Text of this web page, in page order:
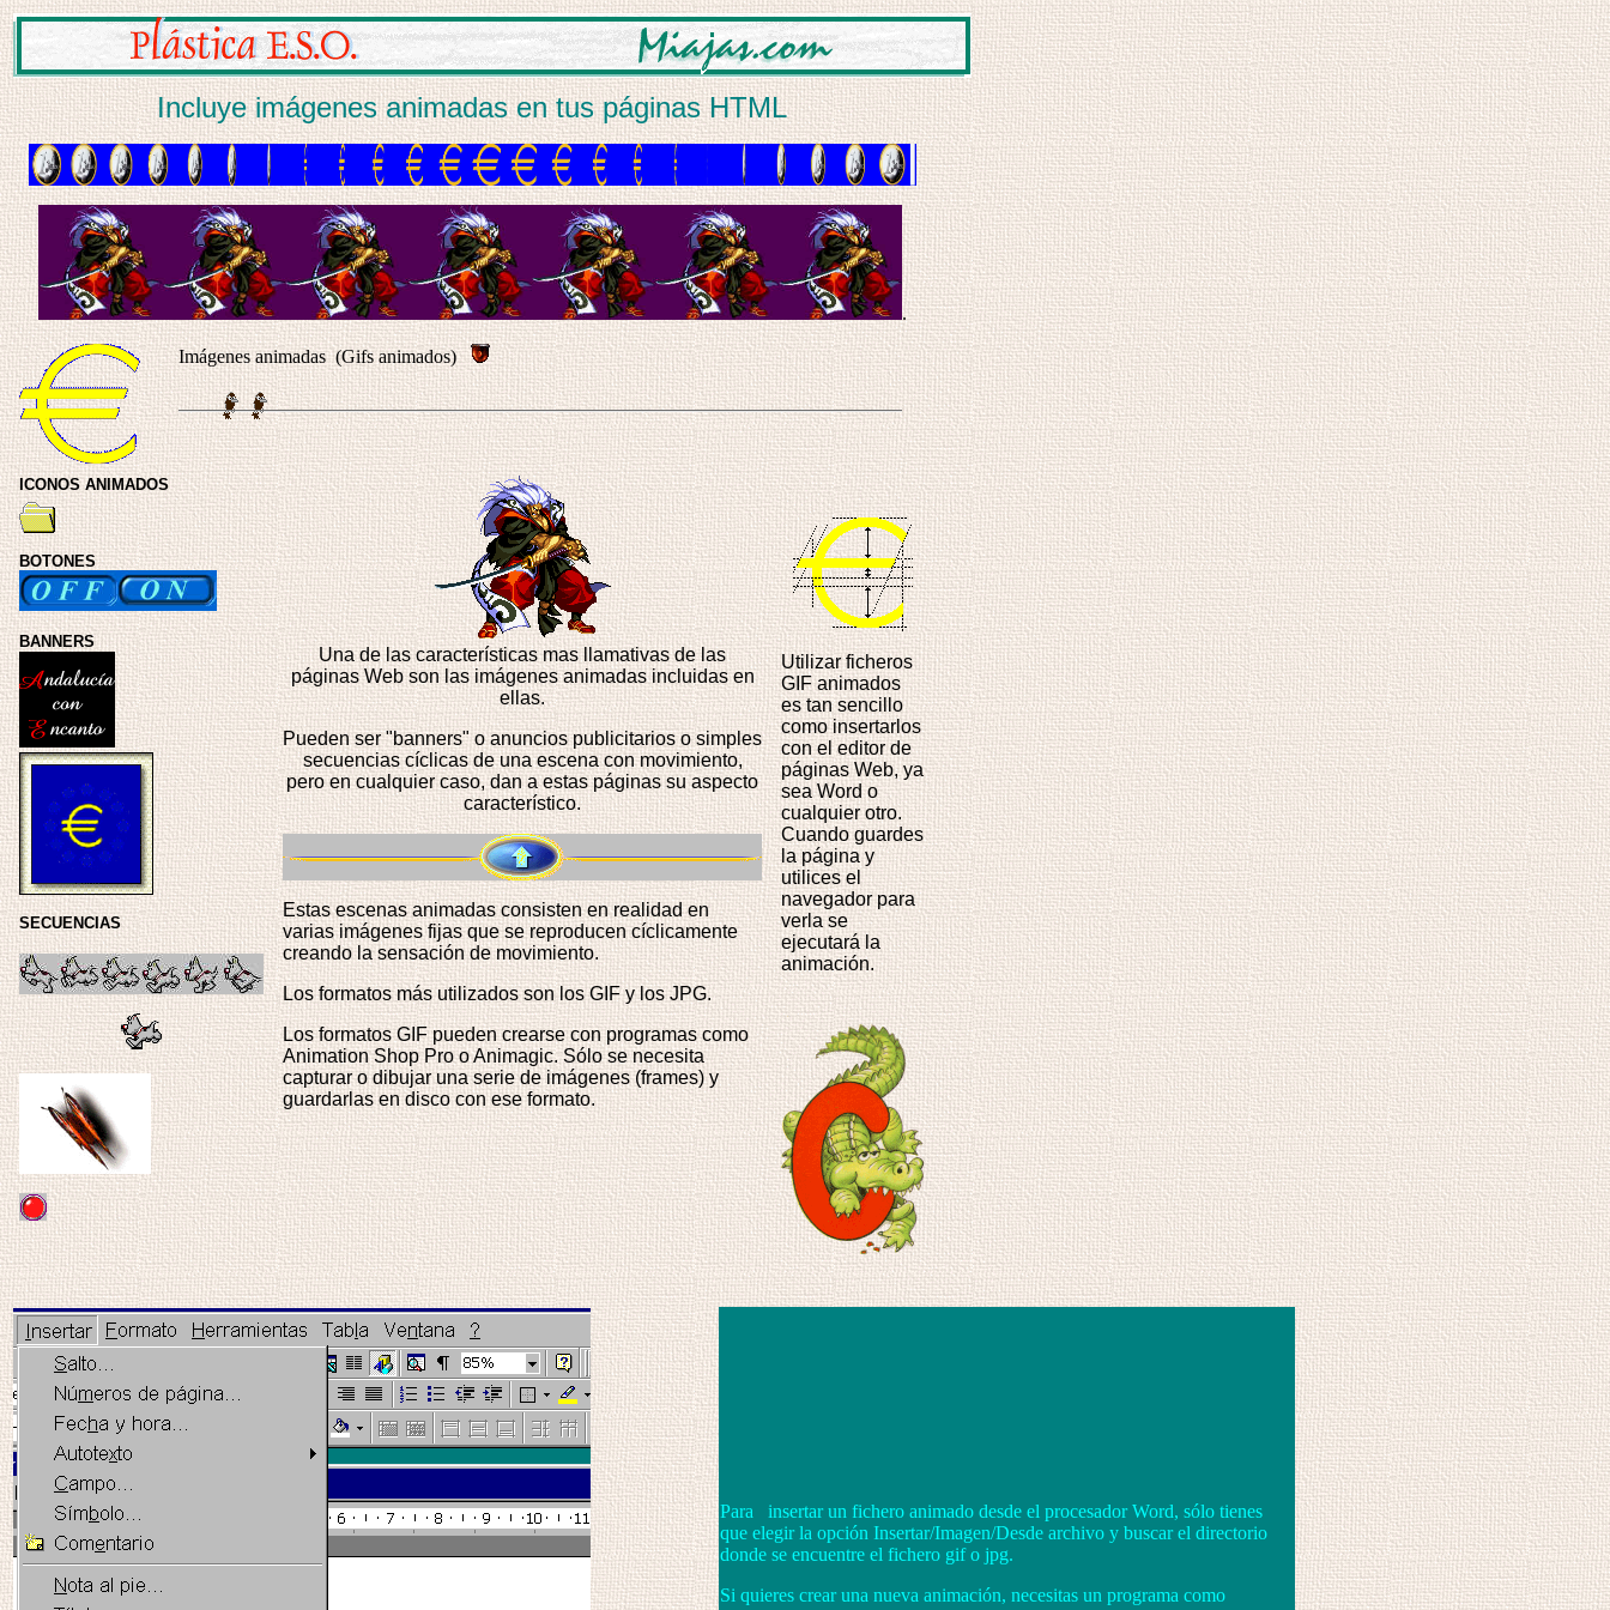
Incluye imágenes animadas en tus páginas HTML
.
Imágenes animadas (Gifs animados)
ICONOS ANIMADOS
BOTONES
BANNERS
SECUENCIAS
Una de las características mas llamativas de las
páginas Web son las imágenes animadas incluidas en
ellas.
Pueden ser "banners" o anuncios publicitarios o simples
secuencias cíclicas de una escena con movimiento,
pero en cualquier caso, dan a estas páginas su aspecto
característico.
Estas escenas animadas consisten en realidad en
varias imágenes fijas que se reproducen cíclicamente
creando la sensación de movimiento.
Los formatos más utilizados son los GIF y los JPG.
Los formatos GIF pueden crearse con programas como
Animation Shop Pro o Animagic. Sólo se necesita
capturar o dibujar una serie de imágenes (frames) y
guardarlas en disco con ese formato.
Utilizar ficheros
GIF animados
es tan sencillo
como insertarlos
con el editor de
páginas Web, ya
sea Word o
cualquier otro.
Cuando guardes
la página y
utilices el
navegador para
verla se
ejecutará la
animación.
Para insertar un fichero animado desde el procesador Word, sólo tienes
que elegir la opción Insertar/Imagen/Desde archivo y buscar el directorio
donde se encuentre el fichero gif o jpg.
Si quieres crear una nueva animación, necesitas un programa como